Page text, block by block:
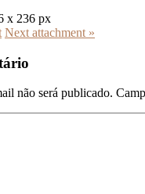
x 236 px
Next attachment »
não será publicado.